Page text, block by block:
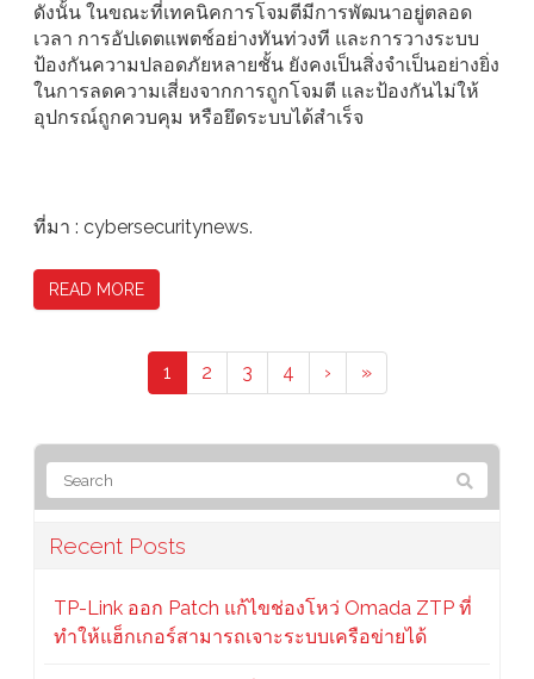
ดังนั้น ในขณะที่เทคนิคการโจมตีมีการพัฒนาอยู่ตลอด
เวลา การอัปเดตแพตช์อย่างทันท่วงที และการวางระบบ
ป้องกันความปลอดภัยหลายชั้น ยังคงเป็นสิ่งจำเป็นอย่างยิ่ง
ในการลดความเสี่ยงจากการถูกโจมตี และป้องกันไม่ให้
อุปกรณ์ถูกควบคุม หรือยึดระบบได้สำเร็จ
ที่มา : cybersecuritynews.
READ MORE
1 2 3 4 › »
Recent Posts
TP-Link ออก Patch แก้ไขช่องโหว่ Omada ZTP ที่
ทำให้แฮ็กเกอร์สามารถเจาะระบบเครือข่ายได้